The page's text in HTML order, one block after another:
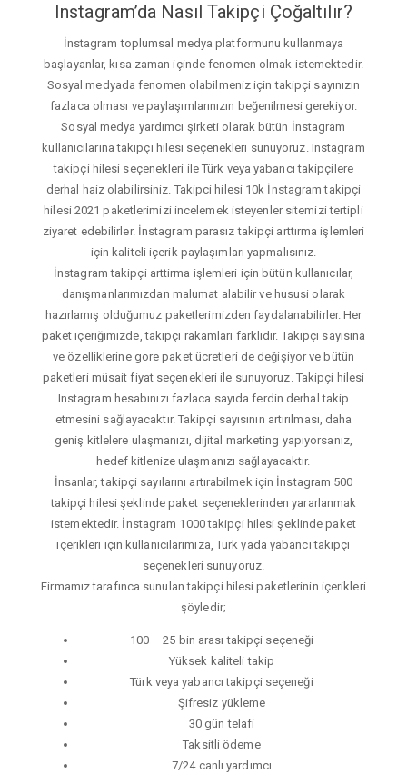
Instagram’da Nasıl Takipçi Çoğaltılır?
İnstagram toplumsal medya platformunu kullanmaya
başlayanlar, kısa zaman içinde fenomen olmak istemektedir.
Sosyal medyada fenomen olabilmeniz için takipçi sayınızın
fazlaca olması ve paylaşımlarınızın beğenilmesi gerekiyor.
Sosyal medya yardımcı şirketi olarak bütün İnstagram
kullanıcılarına takipçi hilesi seçenekleri sunuyoruz. Instagram
takipçi hilesi seçenekleri ile Türk veya yabancı takipçilere
derhal haiz olabilirsiniz. Takipci hilesi 10k İnstagram takipçi
hilesi 2021 paketlerimizi incelemek isteyenler sitemizi tertipli
ziyaret edebilirler. İnstagram parasız takipçi arttırma işlemleri
için kaliteli içerik paylaşımları yapmalısınız.
İnstagram takipçi arttirma işlemleri için bütün kullanıcılar,
danışmanlarımızdan malumat alabilir ve hususi olarak
hazırlamış olduğumuz paketlerimizden faydalanabilirler. Her
paket içeriğimizde, takipçi rakamları farklıdır. Takipçi sayısına
ve özelliklerine gore paket ücretleri de değişiyor ve bütün
paketleri müsait fiyat seçenekleri ile sunuyoruz. Takipçi hilesi
Instagram hesabınızı fazlaca sayıda ferdin derhal takip
etmesini sağlayacaktır. Takipçi sayısının artırılması, daha
geniş kitlelere ulaşmanızı, dijital marketing yapıyorsanız,
hedef kitlenize ulaşmanızı sağlayacaktır.
İnsanlar, takipçi sayılarını artırabilmek için İnstagram 500
takipçi hilesi şeklinde paket seçeneklerinden yararlanmak
istemektedir. İnstagram 1000 takipçi hilesi şeklinde paket
içerikleri için kullanıcılarımıza, Türk yada yabancı takipçi
seçenekleri sunuyoruz.
Firmamız tarafınca sunulan takipçi hilesi paketlerinin içerikleri
şöyledir;
100 – 25 bin arası takipçi seçeneği
Yüksek kaliteli takip
Türk veya yabancı takipçi seçeneği
Şifresiz yükleme
30 gün telafi
Taksitli ödeme
7/24 canlı yardımcı